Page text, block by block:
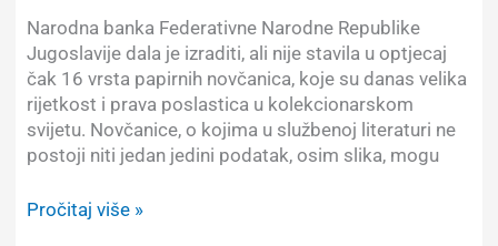
Narodna banka Federativne Narodne Republike
Jugoslavije dala je izraditi, ali nije stavila u optjecaj
čak 16 vrsta papirnih novčanica, koje su danas velika
rijetkost i prava poslastica u kolekcionarskom
svijetu. Novčanice, o kojima u službenoj literaturi ne
postoji niti jedan jedini podatak, osim slika, mogu
Novije
Pročitaj više »